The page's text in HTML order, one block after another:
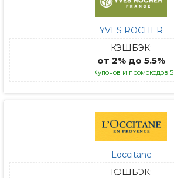
YVES ROCHER
КЭШБЭК:
от 2% до 5.5%
+Купонов и промокодов 5
Loccitane
КЭШБЭК: